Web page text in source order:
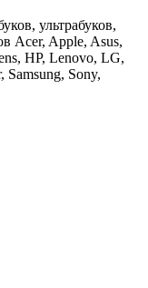
ультрабуков,
Acer, Apple, Asus,
HP, Lenovo, LG,
Samsung, Sony,